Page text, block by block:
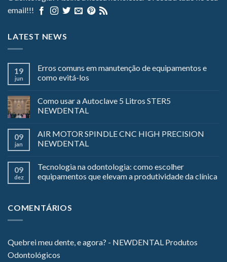
email!!!
LATEST NEWS
19
jun
Erros comuns em manutenção de equipamentos e
como evitá-los
Como usar a Autoclave 5 Litros STER5
NEWDENTAL
09
jan
AIR MOTOR SPINDLE CNC HIGH PRECISION
NEWDENTAL
09
dez
Tecnologia na odontologia: como escolher
equipamentos que elevam a produtividade da clínica
COMENTÁRIOS
Quebrei meu dente, e agora? - NEWDENTAL Produtos
Odontológicos